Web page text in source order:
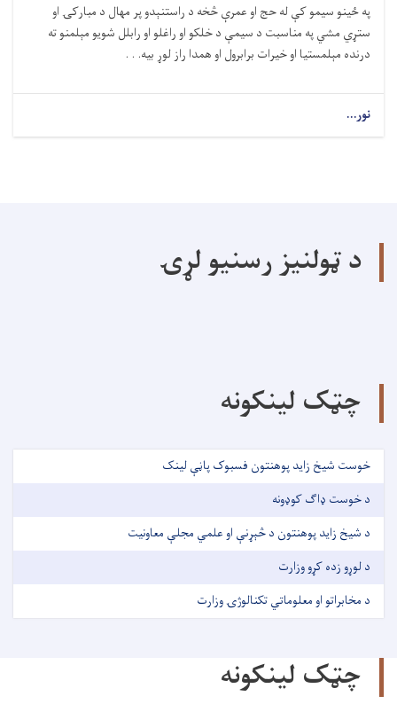
په ځینو سیمو کې له حج او عمرې څخه د راستنېدو پر مهال د مبارکۍ او
ستړي مشي په مناسبت د سيمې د خلکو او راغلو او رابلل شویو مېلمنو ته
درنده مېلمستيا او خیرات برابرول او همدا راز لوړ بيه. . .
نور...
د ټولنیز رسنیو لړۍ
چټک لینکونه
خوست شیخ زاید پوهنتون فسبوک پاڼې لینک
د خوست ډاګ کوډونه
د شیخ زاید پوهنتون د څېړنې او علمي مجلې معاونیت
د لوړو زده کړو وزارت
د مخابراتو او معلوماتي تکنالوژۍ وزارت
چټک لینکونه